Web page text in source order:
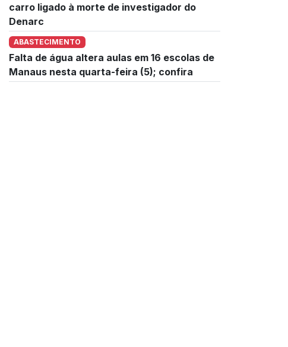
carro ligado à morte de investigador do
Denarc
ABASTECIMENTO
Falta de água altera aulas em 16 escolas de
Manaus nesta quarta-feira (5); confira